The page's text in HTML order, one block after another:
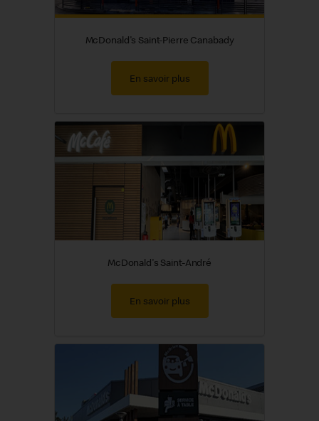
McDonald's Saint-Pierre Canabady
En savoir plus
McDonald's Saint-André
En savoir plus